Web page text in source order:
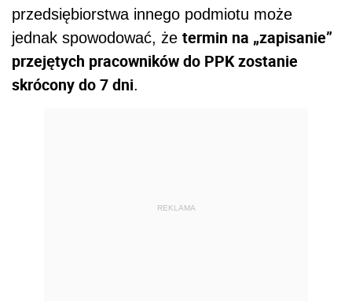
przedsiębiorstwa innego podmiotu może
jednak spowodować, że termin na „zapisanie”
przejętych pracowników do PPK zostanie
skrócony do 7 dni.
REKLAMA